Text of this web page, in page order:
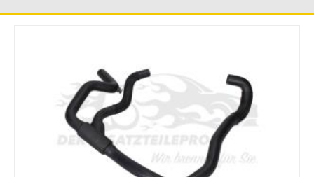
Suzuki Ersatzteile
Toyota Ersatzteile